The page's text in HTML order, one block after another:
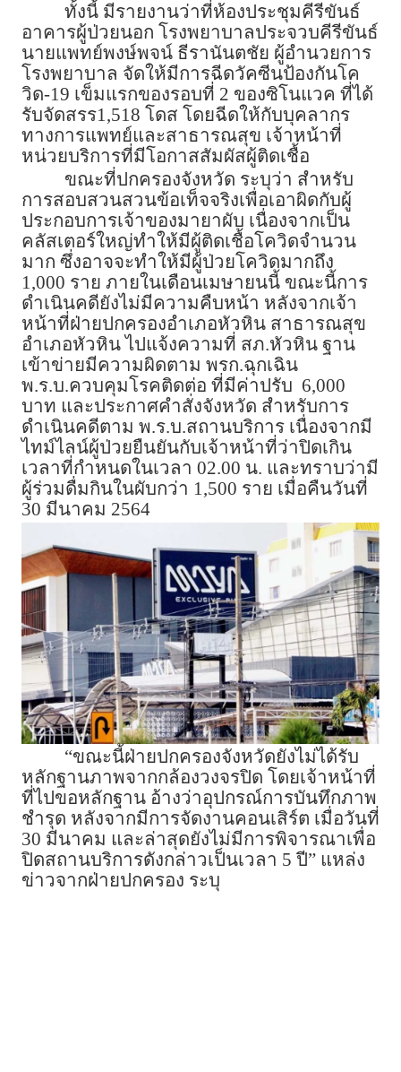
ทั้งนี้ มีรายงานว่าที่ห้องประชุมคีรีขันธ์
อาคารผู้ป่วยนอก โรงพยาบาลประจวบคีรีขันธ์
นายแพทย์พงษ์พจน์ ธีรานันตชัย ผู้อำนวยการ
โรงพยาบาล จัดให้มีการฉีดวัคซีนป้องกันโค
วิด-19 เข็มแรกของรอบที่ 2 ของซิโนแวค ที่ได้
รับจัดสรร1,518 โดส โดยฉีดให้กับบุคลากร
ทางการแพทย์และสาธารณสุข เจ้าหน้าที่
หน่วยบริการที่มีโอกาสสัมผัสผู้ติดเชื้อ
ขณะที่ปกครองจังหวัด ระบุว่า สำหรับ
การสอบสวนสวนข้อเท็จจริงเพื่อเอาผิดกับผู้
ประกอบการเจ้าของมายาผับ เนื่องจากเป็น
คลัสเตอร์ใหญ่ทำให้มีผู้ติดเชื้อโควิดจำนวน
มาก ซึ่งอาจจะทำให้มีผู้ป่วยโควิดมากถึง
1,000 ราย ภายในเดือนเมษายนนี้ ขณะนี้การ
ดำเนินคดียังไม่มีความคืบหน้า หลังจากเจ้า
หน้าที่ฝ่ายปกครองอำเภอหัวหิน สาธารณสุข
อำเภอหัวหิน ไปแจ้งความที่ สภ.หัวหิน ฐาน
เข้าข่ายมีความผิดตาม พรก.ฉุกเฉิน
พ.ร.บ.ควบคุมโรคติดต่อ ที่มีค่าปรับ 6,000
บาท และประกาศคำสั่งจังหวัด สำหรับการ
ดำเนินคดีตาม พ.ร.บ.สถานบริการ เนื่องจากมี
ไทม์ไลน์ผู้ป่วยยืนยันกับเจ้าหน้าที่ว่าปิดเกิน
เวลาที่กำหนดในเวลา 02.00 น. และทราบว่ามี
ผู้ร่วมดื่มกินในผับกว่า 1,500 ราย เมื่อคืนวันที่
30 มีนาคม 2564
“ขณะนี้ฝ่ายปกครองจังหวัดยังไม่ได้รับ
หลักฐานภาพจากกล้องวงจรปิด โดยเจ้าหน้าที่
ที่ไปขอหลักฐาน อ้างว่าอุปกรณ์การบันทึกภาพ
ชำรุด หลังจากมีการจัดงานคอนเสิร์ต เมื่อวันที่
30 มีนาคม และล่าสุดยังไม่มีการพิจารณาเพื่อ
ปิดสถานบริการดังกล่าวเป็นเวลา 5 ปี” แหล่ง
ข่าวจากฝ่ายปกครอง ระบุ